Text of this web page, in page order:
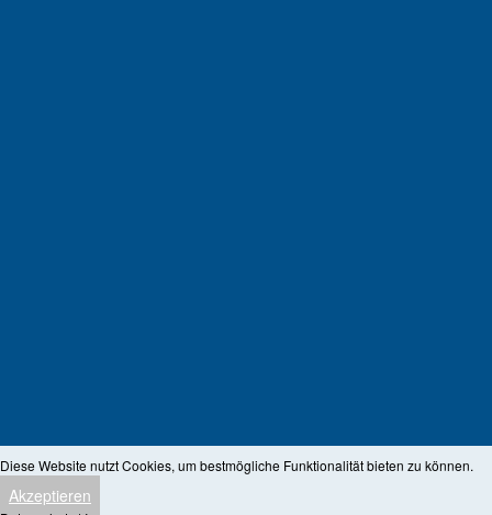
Diese Website nutzt Cookies, um bestmögliche Funktionalität bieten zu können.
Akzeptieren